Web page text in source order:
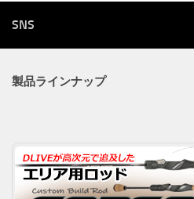
SNS
製品ラインナップ